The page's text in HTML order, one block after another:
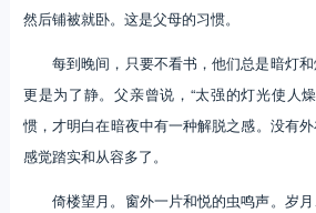
然后铺被就卧。这是父母的习惯。
每到晚间，只要不看书，他们总是暗灯
更是为了静。父亲曾说，“太强的灯光使人
惯，才明白在暗夜中有一种解脱之感。没有
感觉踏实和从容多了。
倚楼望月。窗外一片和悦的虫鸣声。岁